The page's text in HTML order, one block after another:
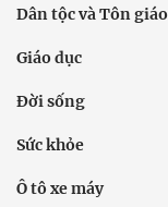
Dân tộc và Tôn giáo
Giáo dục
Đời sống
Sức khỏe
Ô tô xe máy